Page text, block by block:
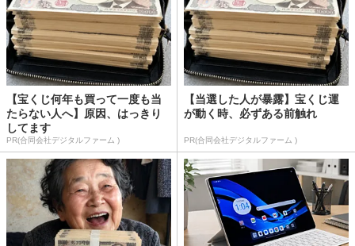
【宝くじ何年も買って一度も当
たらない人へ】原因、はっきり
してます
PR(合同会社デジタルファーム )
【当選した人が暴露】宝くじ運
が動く時、必ずある前触れ
PR(合同会社デジタルファーム )